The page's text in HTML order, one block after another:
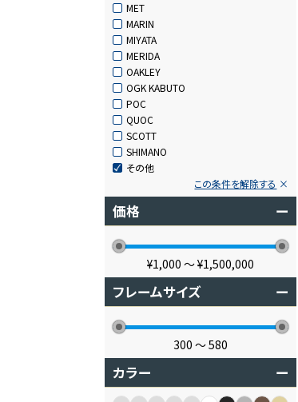
MET
MARIN
MIYATA
MERIDA
OAKLEY
OGK KABUTO
POC
QUOC
SCOTT
SHIMANO
その他
この条件を解除する
価格 ー
¥1,000 〜¥1,500,000
フレームサイズ ー
300 〜580
カラー ー